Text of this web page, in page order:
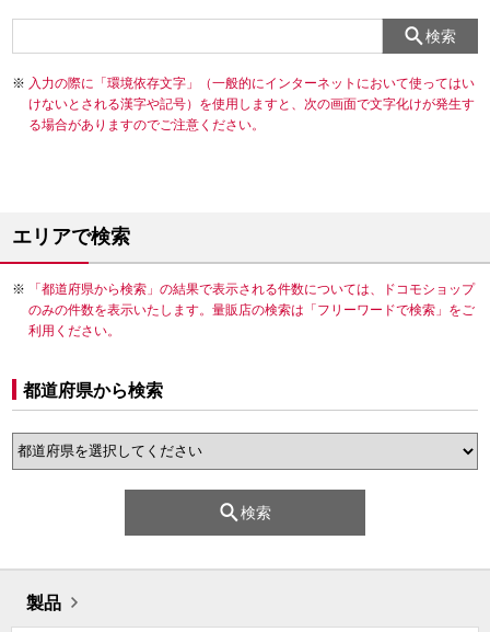
検索
入力の際に「環境依存文字」（一般的にインターネットにおいて使ってはい
けないとされる漢字や記号）を使用しますと、次の画面で文字化けが発生す
る場合がありますのでご注意ください。
エリアで検索
「都道府県から検索」の結果で表示される件数については、ドコモショップ
のみの件数を表示いたします。量販店の検索は「フリーワードで検索」をご
利用ください。
都道府県から検索
検索
製品